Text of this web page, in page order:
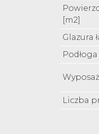
[m2]
Glazura
Liczba